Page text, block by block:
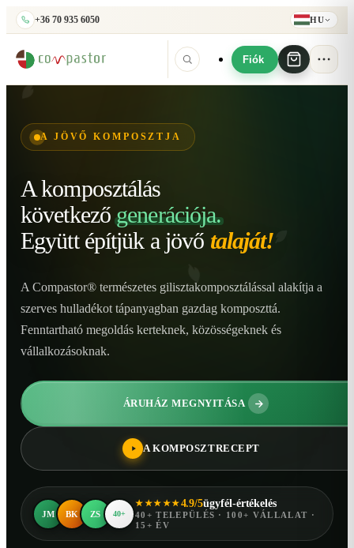
+36 70 935 6050 HU
Fiók
A JÖVŐ KOMPOSZTJA
A komposztálás
következő generációja.
Együtt építjük a jövő talaját!
A Compastor® természetes gilisztakomposztálással alakítja a
szerves hulladékot tápanyagban gazdag komposzttá.
Fenntartható megoldás kerteknek, közösségeknek és
vállalkozásoknak.
ÁRUHÁZ MEGNYITÁSA
A KOMPOSZTRECEPT
JM BK ZS 40+
★★★★★4.9/5ügyfél-értékelés
40+ TELEPÜLÉS · 100+ VÁLLALAT ·
15+ ÉV